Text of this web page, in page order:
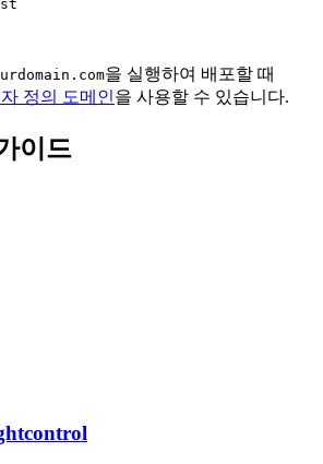
을 실행하여 배포할 때
정의 도메인을 사용할 수 있습니다.
이드